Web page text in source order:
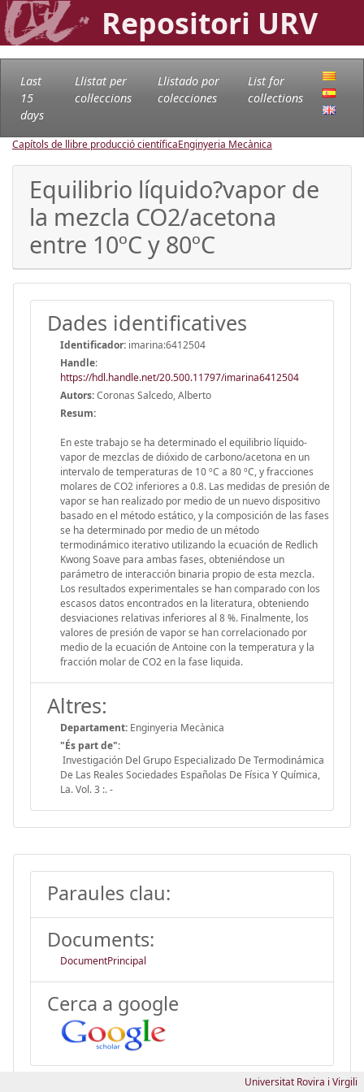
Repositori URV
Last
15
days
Llistat per
col·leccions
Llistado por
colecciones
List for
collections
Capítols de llibre producció científicaEnginyeria Mecànica
Equilibrio líquido?vapor de
la mezcla CO2/acetona
entre 10ºC y 80ºC
Dades identificatives
Identificador: imarina:6412504
Handle:
https://hdl.handle.net/20.500.11797/imarina6412504
Autors:Coronas Salcedo, Alberto
Resum:
En este trabajo se ha determinado el equilibrio líquido-
vapor de mezclas de dióxido de carbono/acetona en un
intervalo de temperaturas de 10 ºC a 80 ºC, y fracciones
molares de CO2 inferiores a 0.8. Las medidas de presión de
vapor se han realizado por medio de un nuevo dispositivo
basado en el método estático, y la composición de las fases
se ha determinado por medio de un método
termodinámico iterativo utilizando la ecuación de Redlich
Kwong Soave para ambas fases, obteniéndose un
parámetro de interacción binaria propio de esta mezcla.
Los resultados experimentales se han comparado con los
escasos datos encontrados en la literatura, obteniendo
desviaciones relativas inferiores al 8 %. Finalmente, los
valores de presión de vapor se han correlacionado por
medio de la ecuación de Antoine con la temperatura y la
fracción molar de CO2 en la fase liquida.
Altres:
Departament: Enginyeria Mecànica
"És part de":
Investigación Del Grupo Especializado De Termodinámica
De Las Reales Sociedades Españolas De Física Y Química,
La. Vol. 3 :. -
Paraules clau:
Documents:
DocumentPrincipal
Cerca a google
Universitat Rovira i Virgili